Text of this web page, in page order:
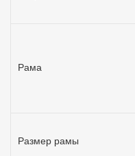
Рама
Размер рамы